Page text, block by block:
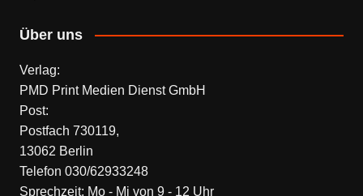
Über uns
Verlag:
PMD Print Medien Dienst GmbH
Post:
Postfach 730119,
13062 Berlin
Telefon 030/62933248
Sprechzeit: Mo - Mi von 9 - 12 Uhr